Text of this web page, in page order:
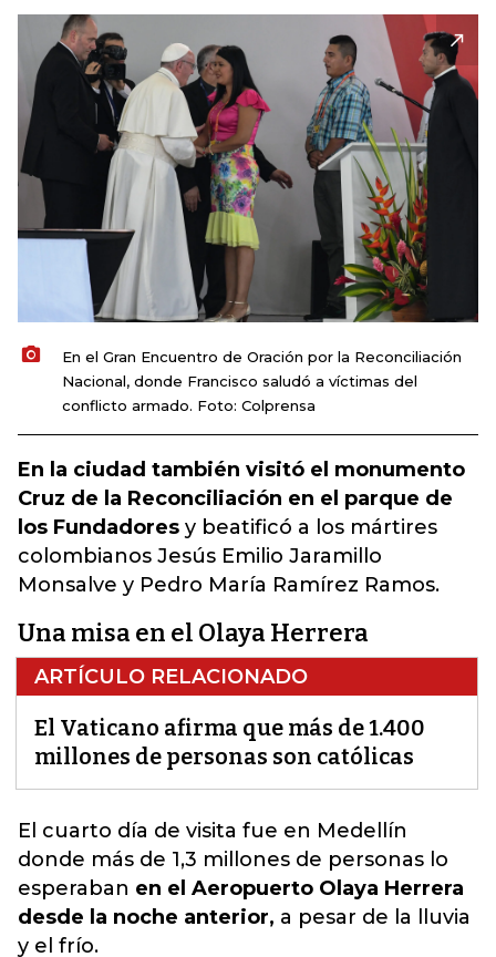
En el Gran Encuentro de Oración por la Reconciliación
Nacional, donde Francisco saludó a víctimas del
conflicto armado. Foto: Colprensa
En la ciudad también visitó el monumento
Cruz de la Reconciliación en el parque de
los Fundadores y beatificó a los mártires
colombianos Jesús Emilio Jaramillo
Monsalve y Pedro María Ramírez Ramos.
Una misa en el Olaya Herrera
ARTÍCULO RELACIONADO
El Vaticano afirma que más de 1.400
millones de personas son católicas
El cuarto día de visita fue en Medellín
donde más de 1,3 millones de personas lo
esperaban en el Aeropuerto Olaya Herrera
desde la noche anterior, a pesar de la lluvia
y el frío.